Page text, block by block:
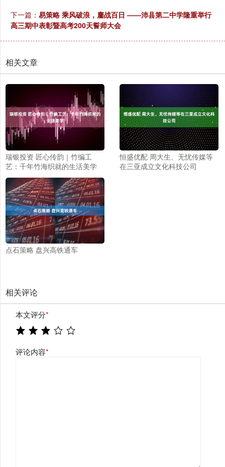
下一篇： 易策略 乘风破浪，鏖战百日 ——沛县第二中学隆重举行
高三期中表彰暨高考200天誓师大会
相关文章
瑞银投资 匠心传韵｜竹编工
艺：千年竹海织就的生活美学
恒盛优配 周大生、无忧传媒等
在三亚成立文化科技公司
点石策略 盘兴高铁通车
相关评论
本文评分*
评论内容*